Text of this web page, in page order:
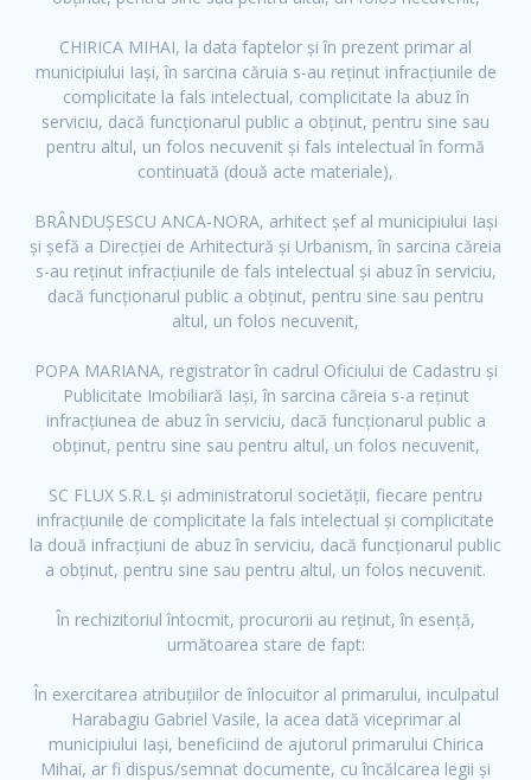
CHIRICA MIHAI, la data faptelor și în prezent primar al
municipiului Iași, în sarcina căruia s-au reținut infracțiunile de
complicitate la fals intelectual, complicitate la abuz în
serviciu, dacă funcționarul public a obținut, pentru sine sau
pentru altul, un folos necuvenit și fals intelectual în formă
continuată (două acte materiale),
BRÂNDUȘESCU ANCA-NORA, arhitect șef al municipiului Iași
și șefă a Direcției de Arhitectură și Urbanism, în sarcina căreia
s-au reținut infracțiunile de fals intelectual și abuz în serviciu,
dacă funcționarul public a obținut, pentru sine sau pentru
altul, un folos necuvenit,
POPA MARIANA, registrator în cadrul Oficiului de Cadastru și
Publicitate Imobiliară Iași, în sarcina căreia s-a reținut
infracțiunea de abuz în serviciu, dacă funcționarul public a
obținut, pentru sine sau pentru altul, un folos necuvenit,
SC FLUX S.R.L și administratorul societății, fiecare pentru
infracțiunile de complicitate la fals intelectual și complicitate
la două infracțiuni de abuz în serviciu, dacă funcționarul public
a obținut, pentru sine sau pentru altul, un folos necuvenit.
În rechizitoriul întocmit, procurorii au reținut, în esență,
următoarea stare de fapt:
În exercitarea atribuțiilor de înlocuitor al primarului, inculpatul
Harabagiu Gabriel Vasile, la acea dată viceprimar al
municipiului Iași, beneficiind de ajutorul primarului Chirica
Mihai, ar fi dispus/semnat documente, cu încălcarea legii și
F
a
c
b
o
o
k
T
w
t
e
r
Y
o
u
b
e